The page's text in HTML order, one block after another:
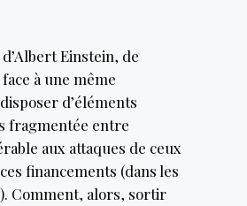
Einstein, de
à une même
d’éléments
fragmentée entre
aux attaques de ceux
financements (dans les
Comment, alors, sortir